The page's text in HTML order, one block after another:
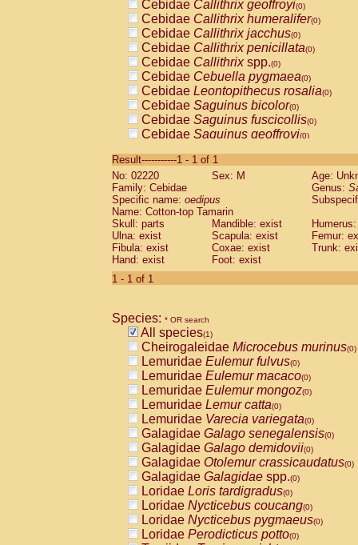
Cebidae Callithrix geoffroyi(0)
Cebidae Callithrix humeralifer(0)
Cebidae Callithrix jacchus(0)
Cebidae Callithrix penicillata(0)
Cebidae Callithrixspp.(0)
Cebidae Cebuella pygmaea(0)
Cebidae Leontopithecus rosalia(0)
Cebidae Saguinus bicolor(0)
Cebidae Saguinus fuscicollis(0)
Cebidae Saguinus geoffroyi(0)
CebidaeSaguinus labiatus(0)
Cebidae Saguinus leucopus (0)
Cebidae
CebidaeSaguinus mystax
Cebidae Saguinus nigricollis (0)
Cebidae Saguinus oedipus
Cebidae Saguinus weddelli
Cebidae Saguinusspp.
Cebidae
CebidaeCebus capucinus
CebidaeCebus nigrivittatus
CebidaeCebus spp.(0)
CebidaeSaimiri boliviensis(0)
CebidaeSaimiri sciureus(0)
AtelidaeAlouatta caraya(0)
AtelidaeAlouatta fusca(0)
AtelidaeAlouatta seniculus(0)
AtelidaeAlouattaspp.(0)
AtelidaeAteles belzebuth(0)
AtelidaeAteles geoffroyi(0)
AtelidaeAteles paniscus(0)
AtelidaeAtelesspp.(0)
AtelidaeLagothrix lagothricha(0)
AtelidaeLagothrix lagothricha cana
PitheciidaeCacajao calvus
Result-----------1 - 1 of 1
No: 02220
Sex: M
Age:
Family: Cebidae
Genus:
Specific name: oedipus
Name: Cotton-top Tamarin
Skull: parts
Mandible: exist
Ulna: exist
Scapula: exist
Femur:
Fibula: exist
Coxae: exist
Trunk:
Hand: exist
Foot: exist
1 - 1 of 1
Species: * OR search
All species(1)
Cheirogaleidae Microcebus murinus(0)
Lemuridae Eulemur fulvus(0)
Lemuridae Eulemur macaco(0)
Lemuridae Eulemur mongoz(0)
Lemuridae Lemur catta(0)
Lemuridae Varecia variegata(0)
Galagidae Galago senegalensis(0)
Galagidae Galago demidovii(0)
Galagidae Otolemur crassicaudatus(0)
Galagidae Galagidae spp.(0)
Loridae Loris tardigradus(0)
Loridae Nycticebus coucang(0)
Loridae Nycticebus pygmaeus(0)
Loridae Perodicticus potto(0)